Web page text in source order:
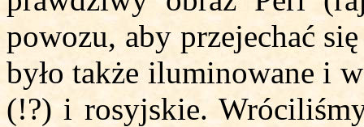
powozu, aby przejechać
było także iluminowane i
(!?) i rosyjskie.